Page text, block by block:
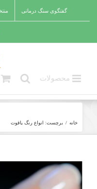
content
گفتگوی سنگ درمانی
خانه / برچست: انواع رنگ یاقوت